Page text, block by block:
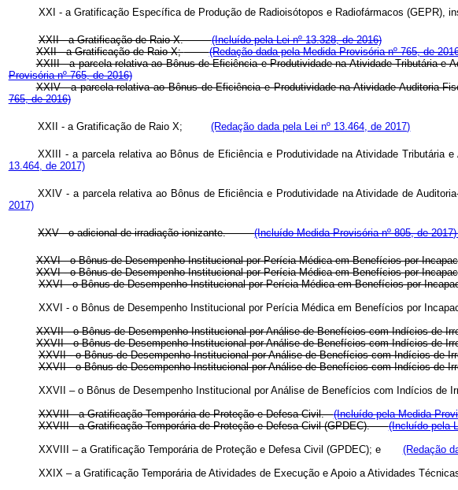
XXI - a Gratificação Específica de Produção de Radioisótopos e Radiofármacos (GEPR),
XXII - a Gratificação de Raio X.(Incluído pela Lei nº 13.328, de 2016)
XXII - a Gratificação de Raio X;
(Redação dada pela Medida Provisória nº 765, de
XXIII - a parcela relativa ao Bônus de Eficiência e Produtividade na Atividade Tributária e
Provisória nº 765, de 2016)
XXIV - a parcela relativa ao Bônus de Eficiência e Produtividade na Atividade
765, de 2016)
XXII - a Gratificação de Raio X;(Redação dada pela Lei nº 13.464, de 2017)
XXIII - a parcela relativa ao Bônus de Eficiência e Produtividade na Atividade
13.464, de 2017)
XXIV - a parcela relativa ao Bônus de Eficiência e Produtividade na Atividade de
2017)
XXV - o adicional de irradiação ionizante.(Incluído Medida Provisória nº 805, de
XXVI - o Bônus de Desempenho Institucional por Perícia Médica em Benefícios por
XXVI - o Bônus de Desempenho Institucional por Perícia Médica em Benefícios por
XXVI - o Bônus de Desempenho Institucional por Perícia Médica em Benefícios por
XXVI - o Bônus de Desempenho Institucional por Perícia Médica em Benefícios por
XXVII - o Bônus de Desempenho Institucional por Análise de Benefícios com Indícios
XXVII - o Bônus de Desempenho Institucional por Análise de Benefícios com Indícios
XXVII - o Bônus de Desempenho Institucional por Análise de Benefícios com Indícios de
XXVII - o Bônus de Desempenho Institucional por Análise de Benefícios com Indícios
XXVII – o Bônus de Desempenho Institucional por Análise de Benefícios com Indícios
XXVIII - a Gratificação Temporária de Proteção e Defesa Civil.(Incluído pela Medida
XXVIII - a Gratificação Temporária de Proteção e Defesa Civil (GPDEC).(Incluído pela
XXVIII – a Gratificação Temporária de Proteção e Defesa Civil (GPDEC); e (Redação
XXIX – a Gratificação Temporária de Atividades de Execução e Apoio a Atividades